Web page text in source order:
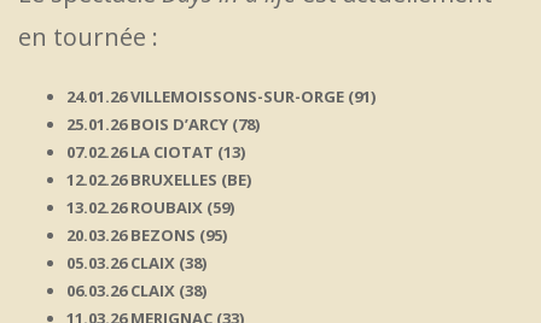
en tournée :
24.01.26 VILLEMOISSONS-SUR-ORGE (91)
25.01.26 BOIS D’ARCY (78)
07.02.26 LA CIOTAT (13)
12.02.26 BRUXELLES (BE)
13.02.26 ROUBAIX (59)
20.03.26 BEZONS (95)
05.03.26 CLAIX (38)
06.03.26 CLAIX (38)
11.03.26 MERIGNAC (33)